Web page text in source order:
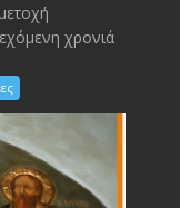
χρονιά